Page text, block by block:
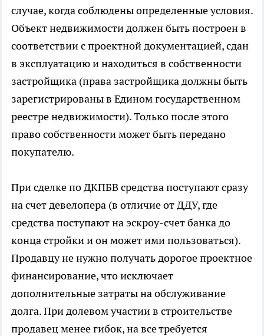
случае, когда соблюдены определенные условия.
Объект недвижимости должен быть построен в
соответствии с проектной документацией, сдан
в эксплуатацию и находиться в собственности
застройщика (права застройщика должны быть
зарегистрированы в Едином государственном
реестре недвижимости). Только после этого
право собственности может быть передано
покупателю.
При сделке по ДКПБВ средства поступают сразу
на счет девелопера (в отличие от ДДУ, где
средства поступают на эскроу-счет банка до
конца стройки и он может ими пользоваться).
Продавцу не нужно получать дорогое проектное
финансирование, что исключает
дополнительные затраты на обслуживание
долга. При долевом участии в строительстве
продавец менее гибок, на все требуется